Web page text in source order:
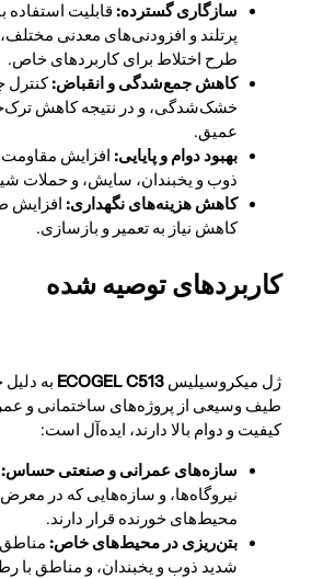
سازگاری گسترده: قابلیت استفاده
پرتلند و افزودنی‌های معدنی
طرح اختلاط برای کاربردهای خاص.
کاهش جمع‌شدگی و انقباض:کنترل
خشک‌شدگی، و در نتیجه کاهش
عمیق.
بهبود دوام و پایایی: افزایش مقاومت
ذوب و یخبندان، سایش، و حملات
کاهش هزینه‌های نگهداری: افزایش
کاهش نیاز به تعمیر و بازسازی.
کاربردهای توصیه شده
ژل میکروسیلیس ECOGEL C513 به
طیف وسیعی از پروژه‌های ساختمانی و
کیفیت و دوام بالا دارند، ایده‌آل است:
سازه‌های عمرانی و صنعتی حساس:
نیروگاه‌ها، و سازه‌هایی که در معرض
محیط‌های خورنده قرار دارند.
بتن‌ریزی در محیط‌های خاص:
شدید ذوب و یخبندان، و مناطق با